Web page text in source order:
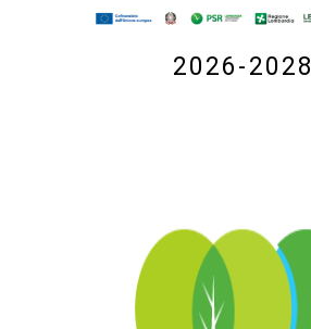
2026-2028